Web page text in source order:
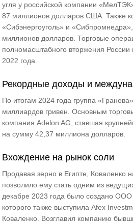
угля у российской компании
87 миллионов долларов США. Также
«Сибэнергоуголь» и
миллионов долларов. Торговые
полномасштабного вторжения России
2022 года.
Рекордные доходы и
По итогам 2024 года группа
миллиардов гривен. Основным
компания Adelon AG, ставшая
на сумму 42,37 миллиона долларов.
Вхождение на рынок соли
Продавая зерно в Египте, Коваленко
позволило ему стать одним из
декабре 2023 года было создано
которого также выступила Afex
Коваленко. Возглавил компанию